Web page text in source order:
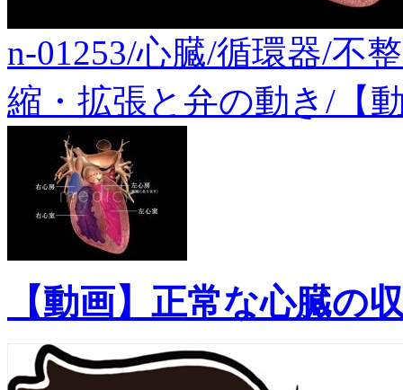
n-01253/心臓/循環器/不
縮・拡張と弁の動き/【
【動画】正常な心臓の